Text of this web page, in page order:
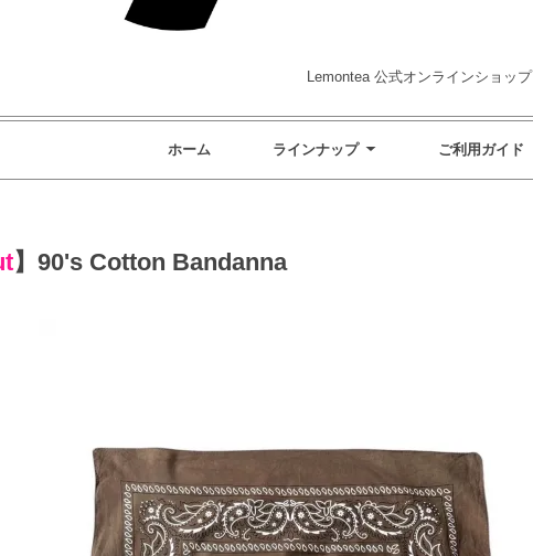
Lemontea 公式オンラインショップ
ホーム ラインナップ ご利用ガイド
】 90's Cotton Bandanna